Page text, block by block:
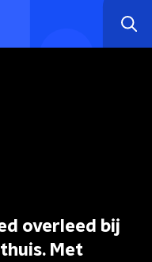
overleed bij
Met